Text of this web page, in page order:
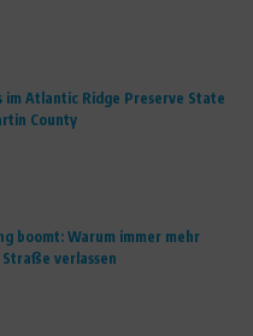
im Atlantic Ridge Preserve State
County
boomt: Warum immer mehr
verlassen